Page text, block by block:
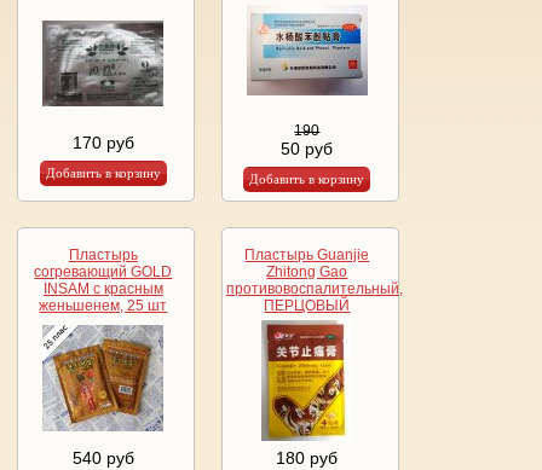
170 руб
190
50 руб
Пластырь
согревающий GOLD
INSAM с красным
женьшенем, 25 шт
540 руб
Пластырь Guanjie
Zhitong Gao
противовоспалительный,
ПЕРЦОВЫЙ
180 руб